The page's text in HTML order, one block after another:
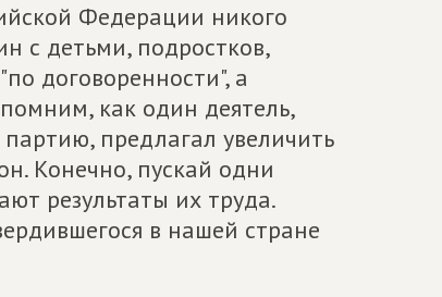
Федерации никого
с детьми, подростков,
договоренности", а
как один деятель,
предлагал увеличить
Конечно, пускай одни
результаты их труда.
в нашей стране